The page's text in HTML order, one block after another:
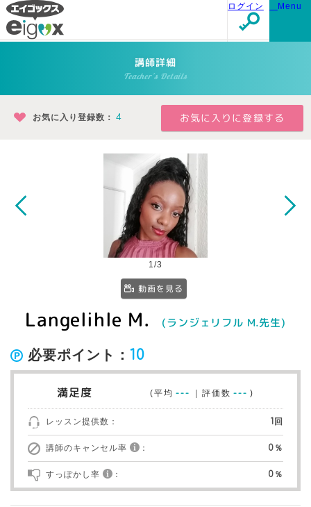
Menu
ログイン
講師詳細
Teacher's Details
1/3
動画を見る
Langelihle M. (ランジェリフル M.先生)
必要ポイント： 10
満足度 (平均 --- ｜評価数 --- )
レッスン提供数： 1回
講師のキャンセル率 ： 0％
すっぽかし率 ： 0％
お気に入り登録数：4